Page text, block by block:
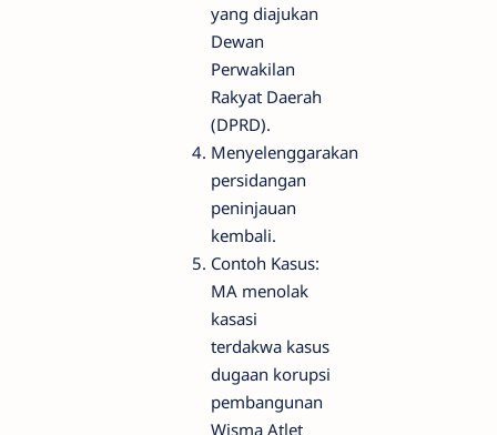
yang diajukan
Dewan
Perwakilan
Rakyat Daerah
(DPRD).
Menyelenggarakan
persidangan
peninjauan
kembali.
Contoh Kasus:
MA menolak
kasasi
terdakwa kasus
dugaan korupsi
pembangunan
Wisma Atlet